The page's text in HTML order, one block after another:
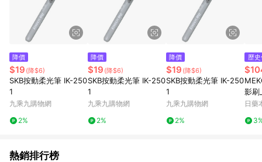
Pinkoi 購物商品資訊頁及購物車標示為準。 10. 點數紅包使用規
則請以點數紅包活動說明為準。 11. 若於 LINE 購物前往 Pinkoi
頁面後才首次下載 Pinkoi APP 並完成訂單，不符合導購資格；承
上，首次下載 Pinkoi APP 後，需透過 LINE 購物前往 Pinkoi 頁
降價
$19 (降$6)
SKB按動柔光筆 IK-250
1
九乘九購物網
2%
降價
$19 (降$6)
SKB按動柔光筆 IK-250
1
九乘九購物網
2%
降價
$19 (降$6)
SKB按動柔光筆 IK-250
1
九乘九購物網
2%
歷
影刷
日藥
熱銷排行榜